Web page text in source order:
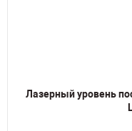
Лазерный уровень